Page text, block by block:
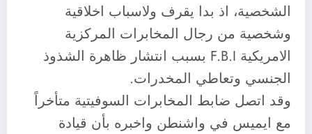
الشخصية، اذ بدا يقرف ولاسباب اخلاقية
وشخصية من رجال المخابرات المركزية
الامريكية F.B.I بسبب انتشار ظاهرة الشذوذ
الجنسي وتعاطي المخدرات.
وقد اتصل ضابط المخابرات السوفيتية متأخراً
مع ايميس في واشنطن واخبره بأن قيادة